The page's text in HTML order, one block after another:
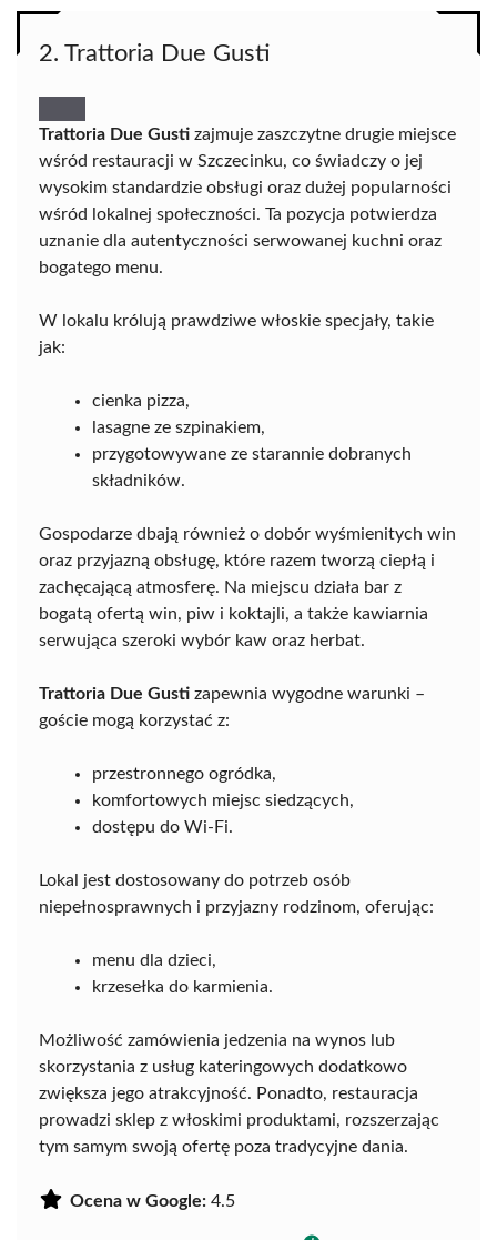
2. Trattoria Due Gusti
Trattoria Due Gusti zajmuje zaszczytne drugie miejsce
wśród restauracji w Szczecinku, co świadczy o jej
wysokim standardzie obsługi oraz dużej popularności
wśród lokalnej społeczności. Ta pozycja potwierdza
uznanie dla autentyczności serwowanej kuchni oraz
bogatego menu.
W lokalu królują prawdziwe włoskie specjały, takie
jak:
cienka pizza,
lasagne ze szpinakiem,
przygotowywane ze starannie dobranych
składników.
Gospodarze dbają również o dobór wyśmienitych win
oraz przyjazną obsługę, które razem tworzą ciepłą i
zachęcającą atmosferę. Na miejscu działa bar z
bogatą ofertą win, piw i koktajli, a także kawiarnia
serwująca szeroki wybór kaw oraz herbat.
Trattoria Due Gusti zapewnia wygodne warunki –
goście mogą korzystać z:
przestronnego ogródka,
komfortowych miejsc siedzących,
dostępu do Wi-Fi.
Lokal jest dostosowany do potrzeb osób
niepełnosprawnych i przyjazny rodzinom, oferując:
menu dla dzieci,
krzesełka do karmienia.
Możliwość zamówienia jedzenia na wynos lub
skorzystania z usług kateringowych dodatkowo
zwiększa jego atrakcyjność. Ponadto, restauracja
prowadzi sklep z włoskimi produktami, rozszerzając
tym samym swoją ofertę poza tradycyjne dania.
Ocena w Google: 4.5